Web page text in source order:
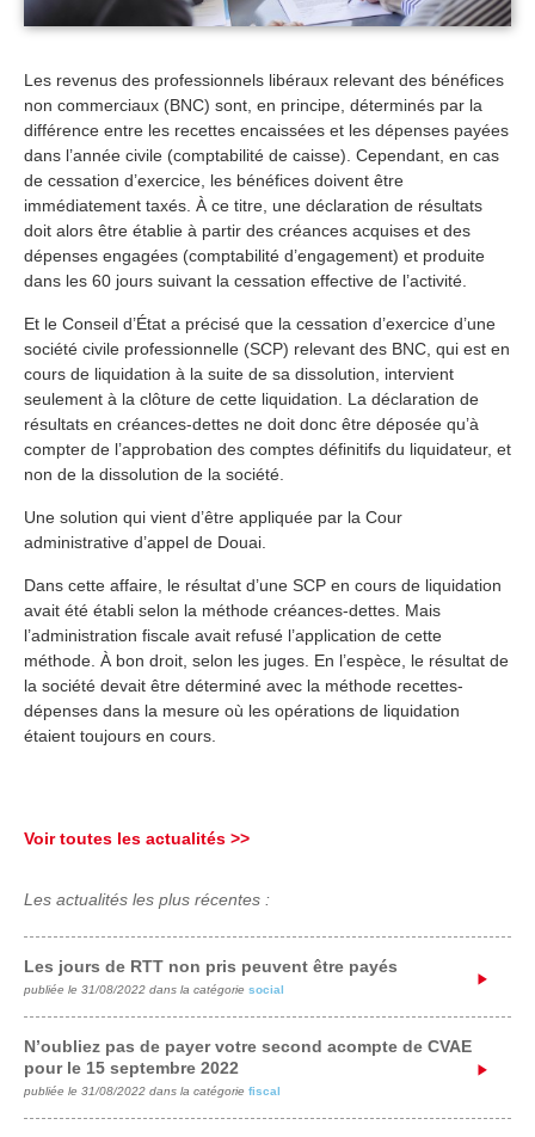
Les revenus des professionnels libéraux relevant des bénéfices
non commerciaux (BNC) sont, en principe, déterminés par la
différence entre les recettes encaissées et les dépenses payées
dans l’année civile (comptabilité de caisse). Cependant, en cas
de cessation d’exercice, les bénéfices doivent être
immédiatement taxés. À ce titre, une déclaration de résultats
doit alors être établie à partir des créances acquises et des
dépenses engagées (comptabilité d’engagement) et produite
dans les 60 jours suivant la cessation effective de l’activité.
Et le Conseil d’État a précisé que la cessation d’exercice d’une
société civile professionnelle (SCP) relevant des BNC, qui est en
cours de liquidation à la suite de sa dissolution, intervient
seulement à la clôture de cette liquidation. La déclaration de
résultats en créances-dettes ne doit donc être déposée qu’à
compter de l’approbation des comptes définitifs du liquidateur, et
non de la dissolution de la société.
Une solution qui vient d’être appliquée par la Cour
administrative d’appel de Douai.
Dans cette affaire, le résultat d’une SCP en cours de liquidation
avait été établi selon la méthode créances-dettes. Mais
l’administration fiscale avait refusé l’application de cette
méthode. À bon droit, selon les juges. En l’espèce, le résultat de
la société devait être déterminé avec la méthode recettes-
dépenses dans la mesure où les opérations de liquidation
étaient toujours en cours.
Voir toutes les actualités >>
Les actualités les plus récentes :
Les jours de RTT non pris peuvent être payés
publiée le 31/08/2022 dans la catégorie social
N’oubliez pas de payer votre second acompte de CVAE
pour le 15 septembre 2022
publiée le 31/08/2022 dans la catégorie fiscal